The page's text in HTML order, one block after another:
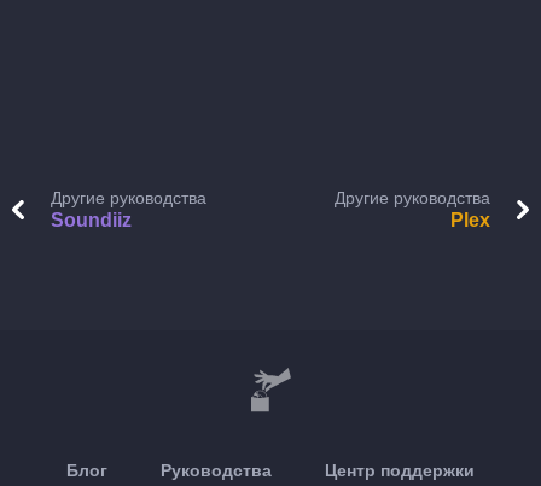
Другие руководства
Soundiiz
Другие руководства
Plex
Блог Руководства Центр поддержки